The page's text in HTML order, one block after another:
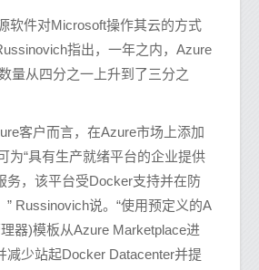
软件对Microsoft操作其云的方式
指出，一年之内，Azure
量从四分之一上升到了三分之
客户而言，在Azure市场上添加
为“具有生产就绪平台的企业提供
务，该平台受Docker支持并在防
” Russinovich说。“使用预定义的A
器)模板从Azure Marketplace进
减少站起Docker Datacenter并提